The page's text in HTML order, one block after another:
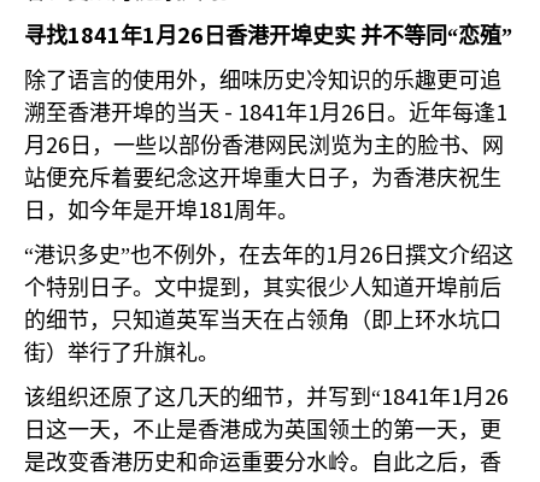
寻找1841年1月 26 日香港开埠史实 并不等同“恋殖”
除了语言的使用外，细味历史冷知识的乐趣更可追
溯至香港开埠的当天 - 1841年1月 26 日。近年每逢1
月 26 日，一些以部份香港网民浏览为主的脸书、网
站便充斥着要纪念这开埠重大日子，为香港庆祝生
日，如今年是开埠181周年。
“港识多史”也不例外，在去年的1月 26 日撰文介绍这
个特别日子。文中提到，其实很少人知道开埠前后
的细节，只知道英军当天在占领角（即上环水坑口
街）举行了升旗礼。
该组织还原了这几天的细节，并写到“1841年1月 26
日这一天，不止是香港成为英国领土的第一天，更
是改变香港历史和命运重要分水岭。自此之后，香